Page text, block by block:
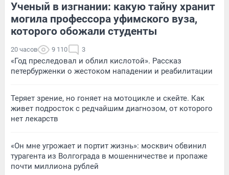
Ученый в изгнании: какую тайну хранит
могила профессора уфимского вуза,
которого обожали студенты
20 часов 9 110 3
«Год преследовал и облил кислотой». Рассказ
петербурженки о жестоком нападении и реабилитации
Теряет зрение, но гоняет на мотоцикле и скейте. Как
живет подросток с редчайшим диагнозом, от которого
нет лекарств
«Он мне угрожает и портит жизнь»: москвич обвинил
турагента из Волгограда в мошенничестве и пропаже
почти миллиона рублей